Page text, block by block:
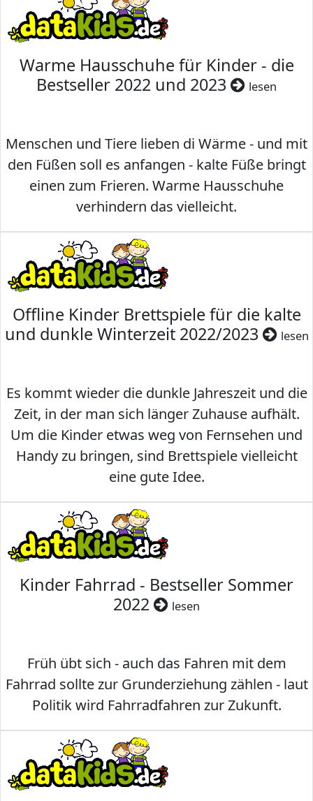
Warme Hausschuhe für Kinder - die
Bestseller 2022 und 2023
lesen
Menschen und Tiere lieben di Wärme - und mit
den Füßen soll es anfangen - kalte Füße bringt
einen zum Frieren. Warme Hausschuhe
verhindern das vielleicht.
Offline Kinder Brettspiele für die kalte
und dunkle Winterzeit 2022/2023
lesen
Es kommt wieder die dunkle Jahreszeit und die
Zeit, in der man sich länger Zuhause aufhält.
Um die Kinder etwas weg von Fernsehen und
Handy zu bringen, sind Brettspiele vielleicht
eine gute Idee.
Kinder Fahrrad - Bestseller Sommer
2022
lesen
Früh übt sich - auch das Fahren mit dem
Fahrrad sollte zur Grunderziehung zählen - laut
Politik wird Fahrradfahren zur Zukunft.